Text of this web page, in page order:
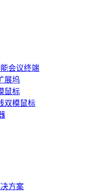
会议终端
展坞
鼠标
双模鼠标
方案